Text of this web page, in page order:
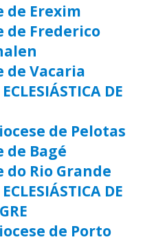
de Erexim
de Frederico
de Vacaria
DE
de Pelotas
de Bagé
do Rio Grande
DE
de Porto